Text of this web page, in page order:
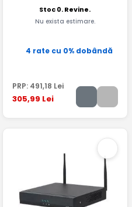
Stoc 0. Revine.
Nu exista estimare.
4 rate cu 0% dobândă
PRP: 491,18 Lei
305,99 Lei